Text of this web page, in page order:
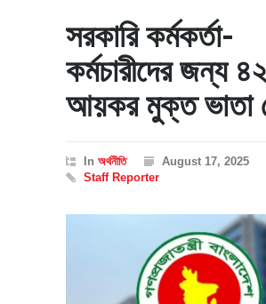
সরকারি কর্মকর্তা-
কর্মচারীদের জন্য
আয়কর মুক্ত ভাতা
In অর্থনীতি
August 17, 2025
Staff Reporter